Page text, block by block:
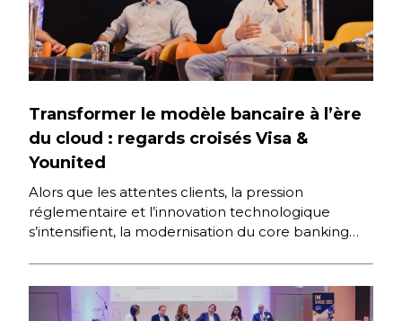
Transformer le modèle bancaire à l’ère
du cloud : regards croisés Visa &
Younited
Alors que les attentes clients, la pression
réglementaire et l’innovation technologique
s’intensifient, la modernisation du core banking